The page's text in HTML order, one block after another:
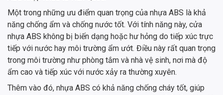
Một trong những ưu điểm quan trọng của nhựa ABS là khả
năng chống ẩm và chống nước tốt. Với tính năng này, cửa
nhựa ABS không bị biến dạng hoặc hư hỏng do tiếp xúc trực
tiếp với nước hay môi trường ẩm ướt. Điều này rất quan trọng
trong môi trường như phòng tắm và nhà vệ sinh, nơi mà độ
ẩm cao và tiếp xúc với nước xảy ra thường xuyên.
Thêm vào đó, nhựa ABS có khả năng chống cháy tốt, giúp